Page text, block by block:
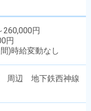
260,000円
円
)時給変動なし
周辺 地下鉄西神線